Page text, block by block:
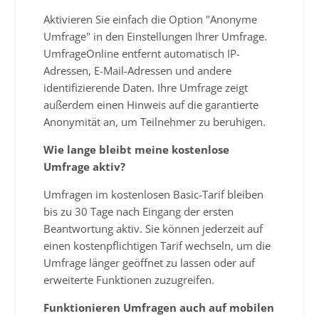
Aktivieren Sie einfach die Option "Anonyme
Umfrage" in den Einstellungen Ihrer Umfrage.
UmfrageOnline entfernt automatisch IP-
Adressen, E-Mail-Adressen und andere
identifizierende Daten. Ihre Umfrage zeigt
außerdem einen Hinweis auf die garantierte
Anonymität an, um Teilnehmer zu beruhigen.
Wie lange bleibt meine kostenlose
Umfrage aktiv?
Umfragen im kostenlosen Basic-Tarif bleiben
bis zu 30 Tage nach Eingang der ersten
Beantwortung aktiv. Sie können jederzeit auf
einen kostenpflichtigen Tarif wechseln, um die
Umfrage länger geöffnet zu lassen oder auf
erweiterte Funktionen zuzugreifen.
Funktionieren Umfragen auch auf mobilen